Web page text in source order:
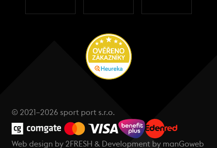
© 2021–2026 sport port s.r.o.
Web design by 2FRESH & Development by manGoweb